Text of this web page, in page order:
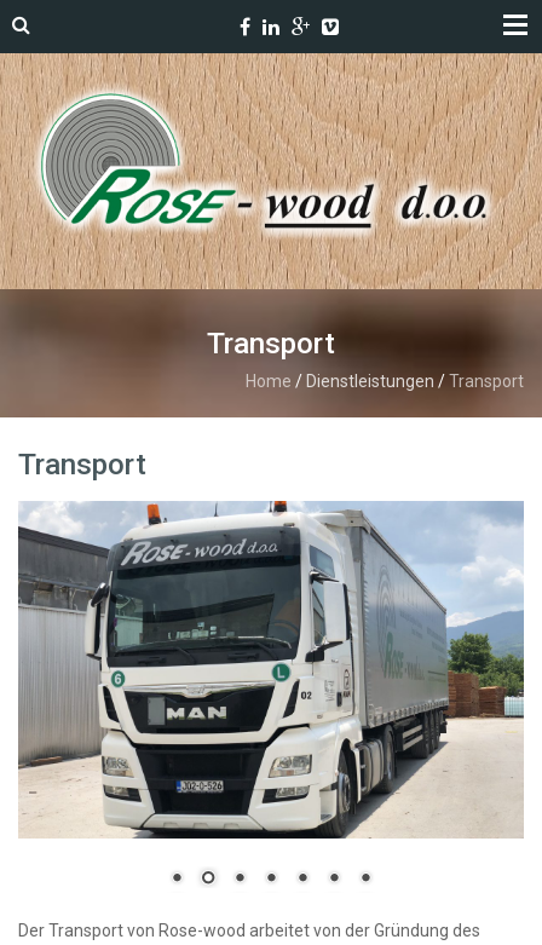
Transport
Home / Dienstleistungen /Transport
Transport
Der Transport von Rose-wood arbeitet von der Gründung des